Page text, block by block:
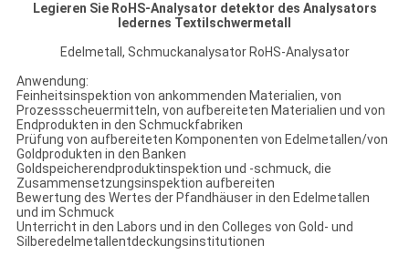
Legieren Sie RoHS-Analysator detektor des Analysators
ledernes Textilschwermetall
Edelmetall, Schmuckanalysator RoHS-Analysator
Anwendung:
Feinheitsinspektion von ankommenden Materialien, von
Prozessscheuermitteln, von aufbereiteten Materialien und von
Endprodukten in den Schmuckfabriken
Prüfung von aufbereiteten Komponenten von Edelmetallen/von
Goldprodukten in den Banken
Goldspeicherendproduktinspektion und -schmuck, die
Zusammensetzungsinspektion aufbereiten
Bewertung des Wertes der Pfandhäuser in den Edelmetallen
und im Schmuck
Unterricht in den Labors und in den Colleges von Gold- und
Silberedelmetallentdeckungsinstitutionen